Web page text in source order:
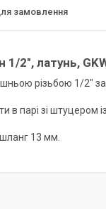
замовлення
1/2", латунь,
різьбою 1/2"
парі зі штуцером
13 мм.